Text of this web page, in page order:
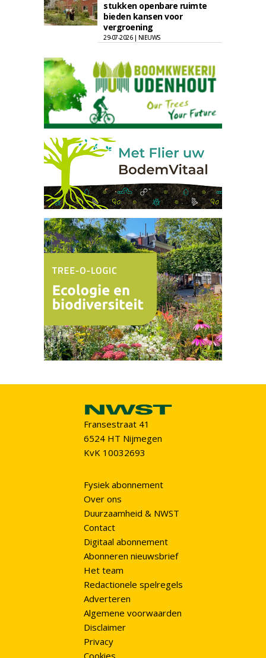
stukken openbare ruimte
bieden kansen voor
vergroening
29-07-2026 | NIEUWS
Fransestraat 41
6524 HT Nijmegen
KvK 10032693
Fysiek abonnement
Over ons
Duurzaamheid & NWST
Contact
Digitaal abonnement
Abonneren nieuwsbrief
Het team
Redactionele spelregels
Adverteren
Algemene voorwaarden
Disclaimer
Privacy